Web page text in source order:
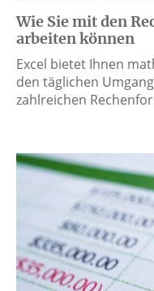
Wie Sie mit den
arbeiten können
Excel bietet Ihnen
den täglichen
zahlreichen